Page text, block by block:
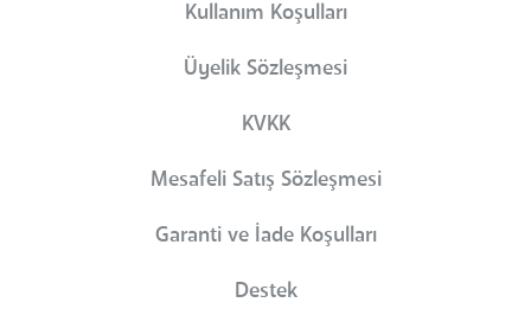
Kullanım Koşulları
Üyelik Sözleşmesi
KVKK
Mesafeli Satış Sözleşmesi
Garanti ve İade Koşulları
Destek